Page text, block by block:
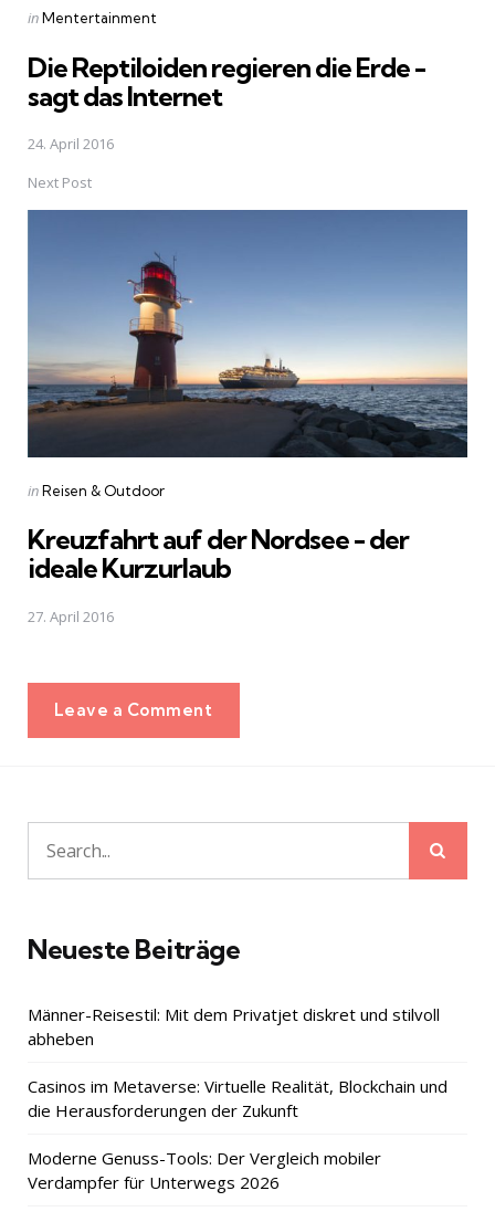
Posted
inMentertainment
Die Reptiloiden regieren die Erde -
sagt das Internet
24. April 2016
Next Post
Posted
inReisen & Outdoor
Kreuzfahrt auf der Nordsee - der
ideale Kurzurlaub
27. April 2016
Leave a Comment
Search
for:
Neueste Beiträge
Männer-Reisestil: Mit dem Privatjet diskret und stilvoll
abheben
Casinos im Metaverse: Virtuelle Realität, Blockchain und
die Herausforderungen der Zukunft
Moderne Genuss-Tools: Der Vergleich mobiler
Verdampfer für Unterwegs 2026